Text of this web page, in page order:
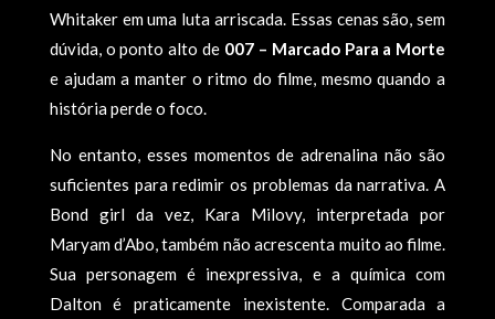
Whitaker em uma luta arriscada. Essas cenas são, sem
dúvida, o ponto alto de 007 – Marcado Para a Morte
e ajudam a manter o ritmo do filme, mesmo quando a
história perde o foco.
No entanto, esses momentos de adrenalina não são
suficientes para redimir os problemas da narrativa. A
Bond girl da vez, Kara Milovy, interpretada por
Maryam d’Abo, também não acrescenta muito ao filme.
Sua personagem é inexpressiva, e a química com
Dalton é praticamente inexistente. Comparada a